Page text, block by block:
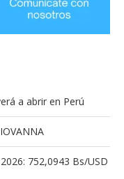
a abrir en Perú
752,0943 Bs/USD